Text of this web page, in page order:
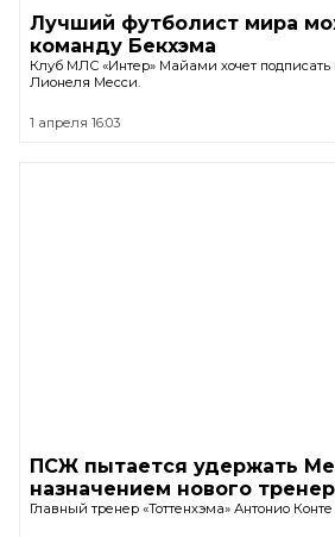
Лучший футболист мира
команду Бекхэма
Клуб МЛС «Интер» Майами хочет
Лионеля Месси.
1 апреля 16:03
ПСЖ пытается удержать
назначением нового
Главный тренер «Тоттенхэма» Антонио